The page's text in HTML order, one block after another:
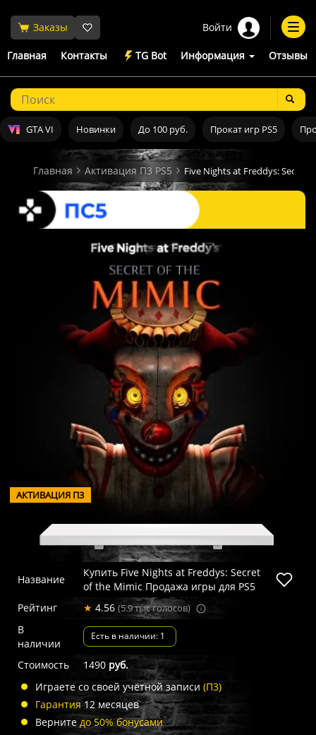
Заказы Войти
Главная Контакты TG Bot Информация Отзывы
GTA VI Новинки До 100 руб. Прокат игр PS5
Главная Активация П3 PS5 Five Nights at Freddys:
АКТИВАЦИЯ П3
Название
Купить Five Nights at Freddys: Secret
of the Mimic Продажа игры для PS5
Рейтинг
★ 4.56 (5.9 тыс голосов)
В
наличии
Есть в наличии: 1
Стоимость 1490 руб.
Играете со своей учётной записи (П3)
Гарантия 12 месяцев
Вернитедо 50% бонусами